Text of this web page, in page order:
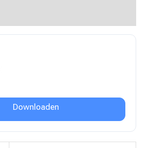
Downloaden